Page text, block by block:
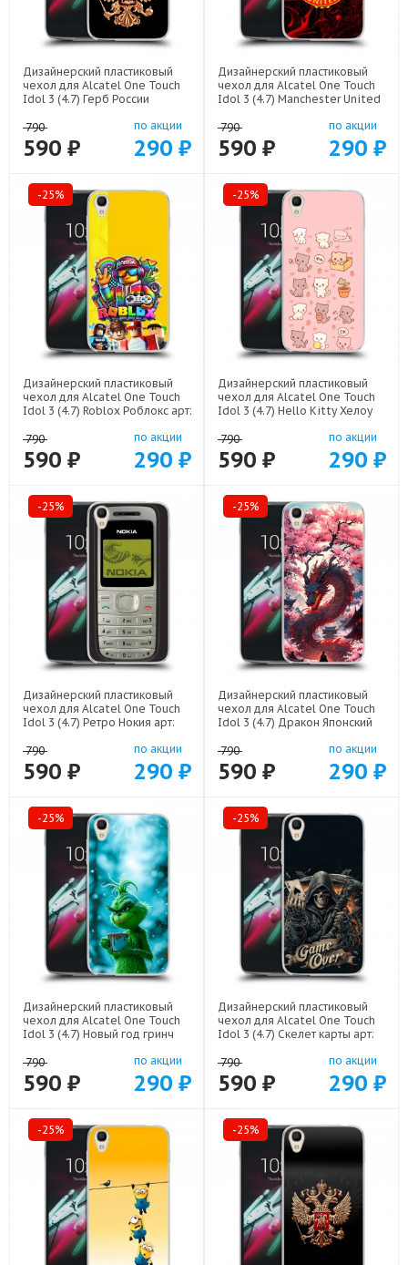
Дизайнерский пластиковый
чехол для Alcatel One Touch
Idol 3 (4.7) Герб России
790
590 ₽
по акции
290 ₽
Дизайнерский пластиковый
чехол для Alcatel One Touch
Idol 3 (4.7) Manchester United
790
590 ₽
по акции
290 ₽
-25%
Дизайнерский пластиковый
чехол для Alcatel One Touch
Idol 3 (4.7) Roblox Роблокс арт:
790
590 ₽
по акции
290 ₽
-25%
Дизайнерский пластиковый
чехол для Alcatel One Touch
Idol 3 (4.7) Hello Kitty Хелоу
790
590 ₽
по акции
290 ₽
-25%
Дизайнерский пластиковый
чехол для Alcatel One Touch
Idol 3 (4.7) Ретро Нокия арт:
790
590 ₽
по акции
290 ₽
-25%
Дизайнерский пластиковый
чехол для Alcatel One Touch
Idol 3 (4.7) Дракон Японский
790
590 ₽
по акции
290 ₽
-25%
Дизайнерский пластиковый
чехол для Alcatel One Touch
Idol 3 (4.7) Новый год гринч
790
590 ₽
по акции
290 ₽
-25%
Дизайнерский пластиковый
чехол для Alcatel One Touch
Idol 3 (4.7) Скелет карты арт:
790
590 ₽
по акции
290 ₽
-25% -25%